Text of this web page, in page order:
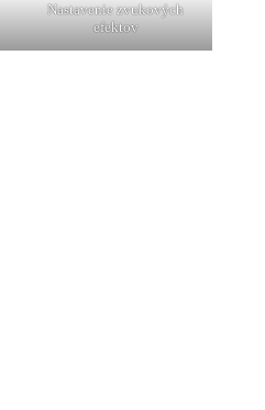
Nastavenie zvukových
efektov